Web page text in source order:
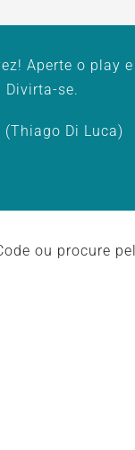
Aperte o play
Divirta-se.
(Thiago Di Luca)
ou procure